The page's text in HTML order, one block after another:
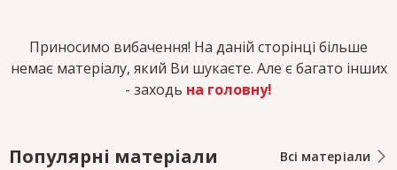
Приносимо вибачення! На даній сторінці більше
немає матеріалу, який Ви шукаєте. Але є багато інших
- заходь на головну!
Популярні матеріали Всі матеріали